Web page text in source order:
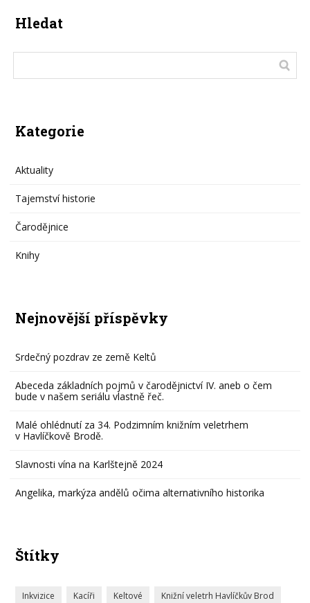
Hledat
Kategorie
Aktuality
Tajemství historie
Čarodějnice
Knihy
Nejnovější příspěvky
Srdečný pozdrav ze země Keltů
Abeceda základních pojmů v čarodějnictví IV. aneb o čem
bude v našem seriálu vlastně řeč.
Malé ohlédnutí za 34. Podzimním knižním veletrhem
v Havlíčkově Brodě.
Slavnosti vína na Karlštejně 2024
Angelika, markýza andělů očima alternativního historika
Štítky
Inkvizice Kacíři Keltové Knižní veletrh Havlíčkův Brod